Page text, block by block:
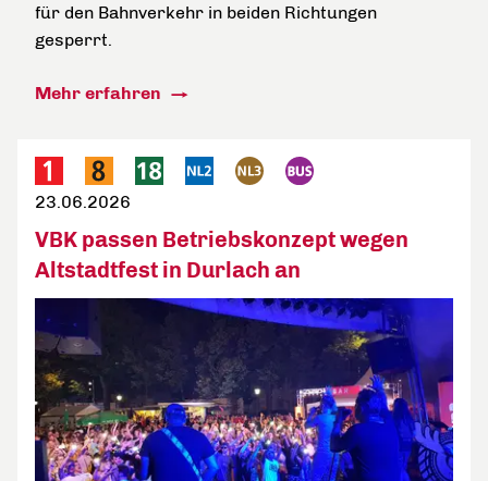
für den Bahnverkehr in beiden Richtungen
gesperrt.
Mehr erfahren
23.06.2026
VBK passen Betriebskonzept wegen
Altstadtfest in Durlach an